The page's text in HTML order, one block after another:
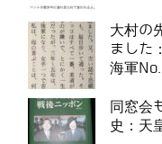
大村の
ました
海軍
同窓会
史：天